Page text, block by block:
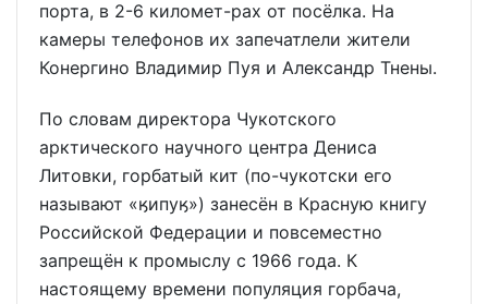
порта, в 2-6 километ-рах от посёлка. На
камеры телефонов их запечатлели жители
Конергино Владимир Пуя и Александр Тнены.
По словам директора Чукотского
арктического научного центра Дениса
Литовки, горбатый кит (по-чукотски его
называют «ӄипуӄ») занесён в Красную книгу
Российской Федерации и повсеместно
запрещён к промыслу с 1966 года. К
настоящему времени популяция горбача,